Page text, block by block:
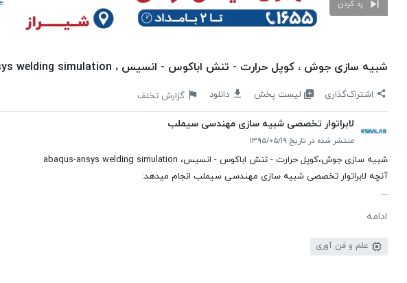
رد کردن
شبیه سازی جوش ، کوپل حرارت - تنش اباکوس - انسیس ، abaqus-ansys welding simulation
اشتراک‌گذاری لیست پخش دانلود گزارش تخلف
لابراتوار تخصصی شبیه سازی مهندسی سیملب
منتشر شده در تاریخ ۱۳۹۵/۰۵/۱۹
شبیه سازی جوش،کوپل حرارت - تنش اباکوس - انسیس، abaqus-ansys welding simulation
آنچه لابراتوار تخصصی شبیه سازی مهندسی سیملب انجام میدهد:
...
ادامه
علم و فن آوری